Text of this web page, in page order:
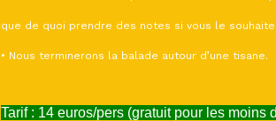
que de quoi prendre des notes si vous le
• Nous terminerons la balade autour d’une tisane.
Tarif : 14 euros/pers (gratuit pour les moins